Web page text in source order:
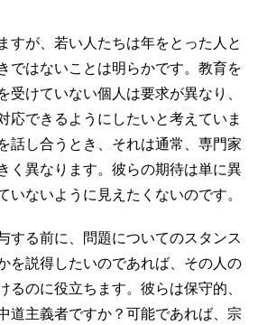
すが、若い人たちは年をとった人と
ではないことは明らかです。教育を
受けていない個人は要求が異なり、
応できるようにしたいと考えていま
話し合うとき、それは通常、専門家
く異なります。彼らの期待は単に異
いないように見えたくないのです。
する前に、問題についてのスタンス
を説得したいのであれば、その人の
るのに役立ちます。彼らは保守的、
道主義者ですか？可能であれば、宗